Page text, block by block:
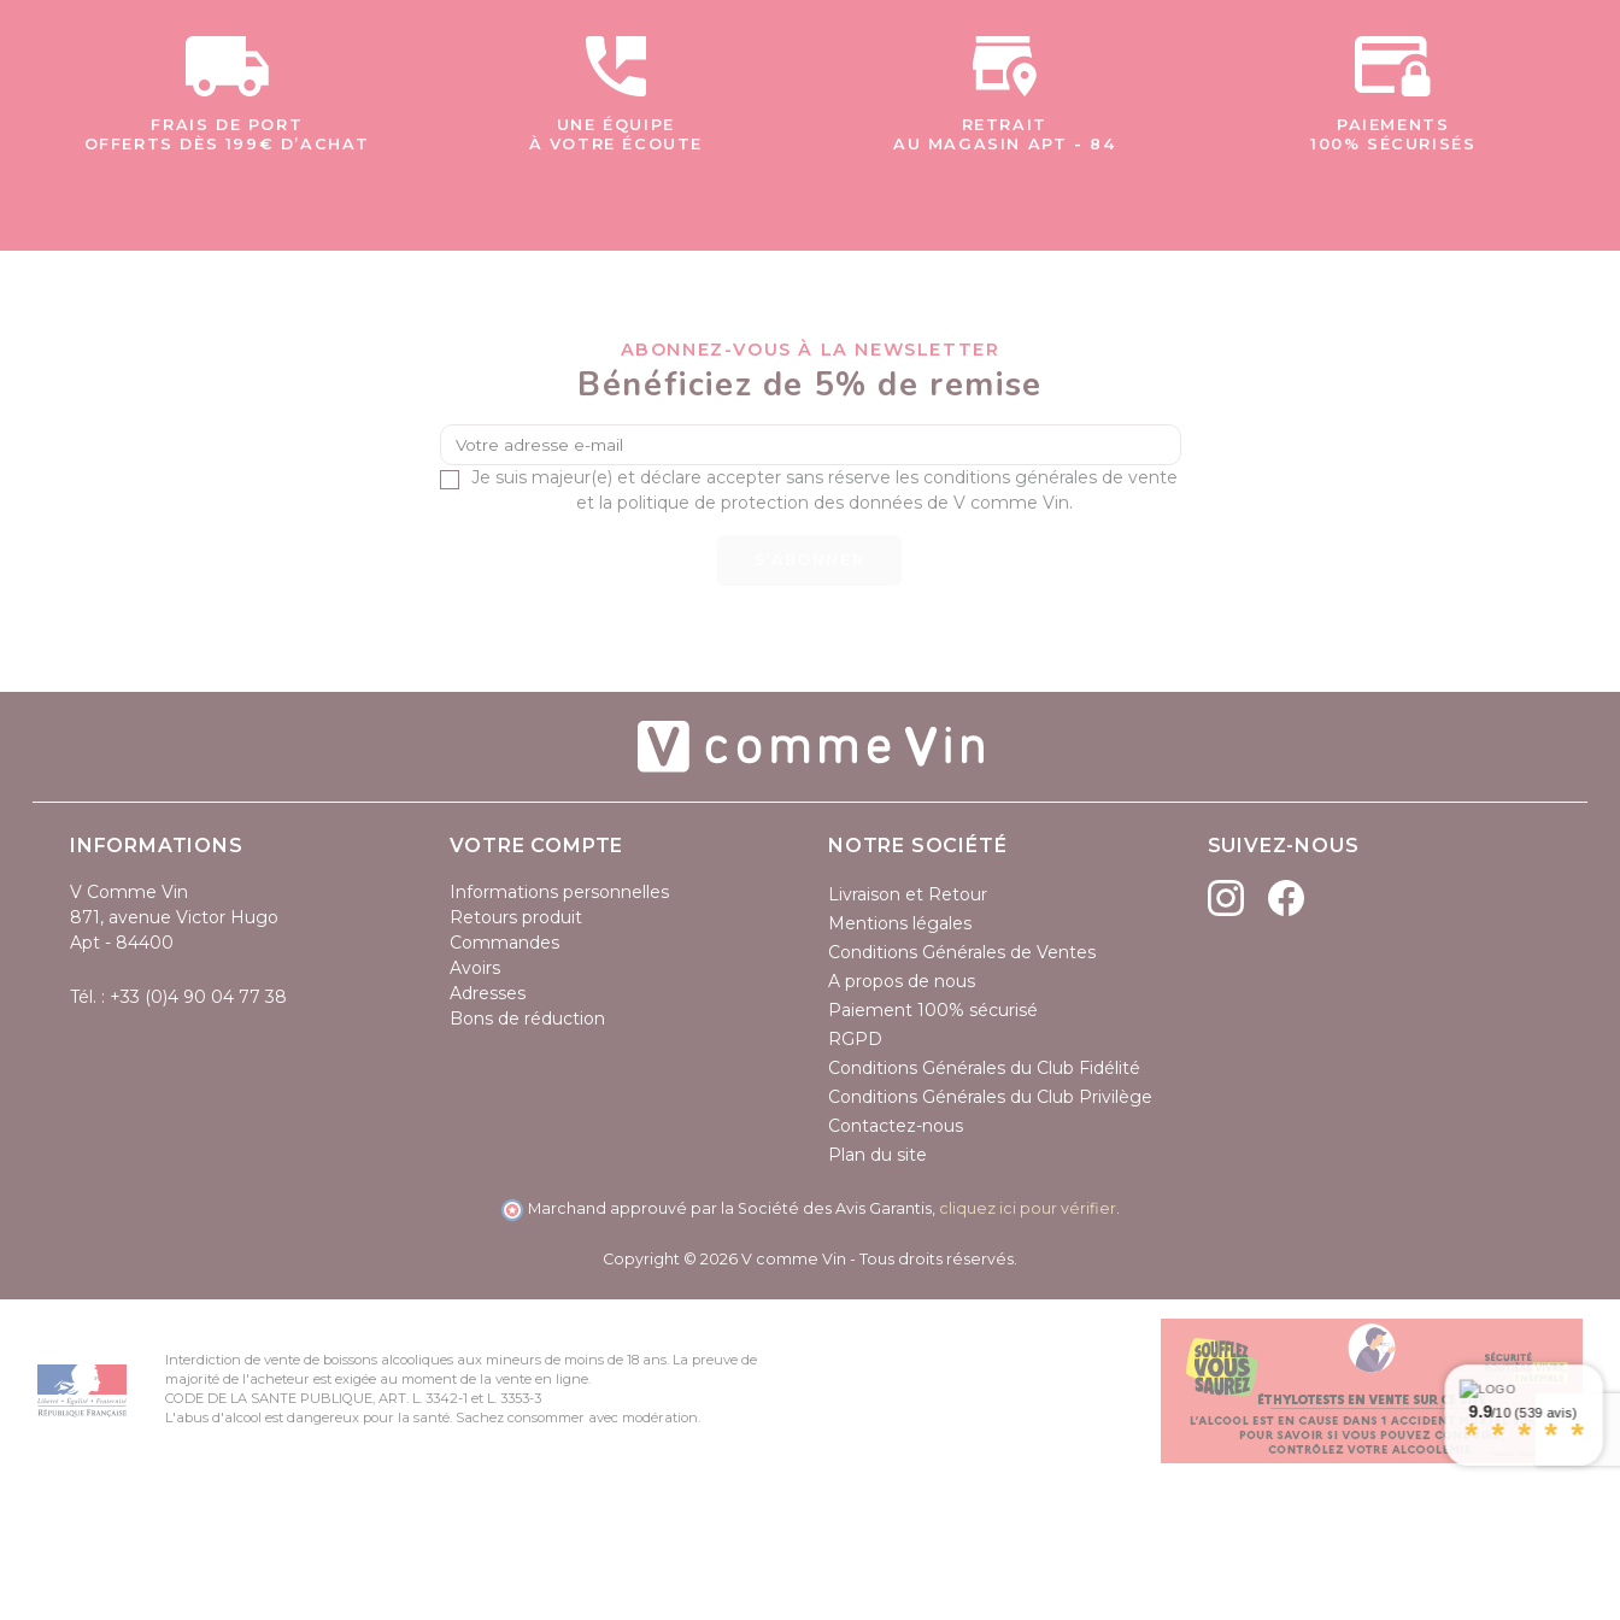
FRAIS DE PORT
OFFERTS DÈS 199€ D’ACHAT
UNE ÉQUIPE
À VOTRE ÉCOUTE
RETRAIT
AU MAGASIN APT - 84
PAIEMENTS
100% SÉCURISÉS
ABONNEZ-VOUS À LA NEWSLETTER
Bénéficiez de 5% de remise
Je suis majeur(e) et déclare accepter sans réserve les conditions générales de vente
et la politique de protection des données de V comme Vin.
INFORMATIONS
V Comme Vin
871, avenue Victor Hugo
Apt - 84400
Tél. : +33 (0)4 90 04 77 38
VOTRE COMPTE
Informations personnelles
Retours produit
Commandes
Avoirs
Adresses
Bons de réduction
NOTRE SOCIÉTÉ
Livraison et Retour
Mentions légales
Conditions Générales de Ventes
A propos de nous
Paiement 100% sécurisé
RGPD
Conditions Générales du Club Fidélité
Conditions Générales du Club Privilège
Contactez-nous
Plan du site
SUIVEZ-NOUS
Marchand approuvé par la Société des Avis Garantis, cliquez ici pour vérifier.
Copyright © 2026 V comme Vin - Tous droits réservés.
Interdiction de vente de boissons alcooliques aux mineurs de moins de 18 ans. La preuve de
majorité de l'acheteur est exigée au moment de la vente en ligne.
CODE DE LA SANTE PUBLIQUE, ART. L. 3342-1 et L. 3353-3
L'abus d'alcool est dangereux pour la santé. Sachez consommer avec modération.
9.9/10 (539 avis)
* * * * *